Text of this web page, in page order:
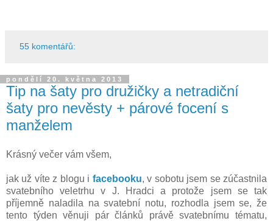
55 komentářů:
pondělí 20. května 2013
Tip na šaty pro družičky a netradiční
šaty pro nevěsty + párové focení s
manželem
Krásný večer vám všem,
jak už víte z blogu i facebooku, v sobotu jsem se zúčastnila
svatebního veletrhu v J. Hradci a protože jsem se tak
příjemně naladila na svatební notu, rozhodla jsem se, že
tento týden věnuji pár článků právě svatebnímu tématu,